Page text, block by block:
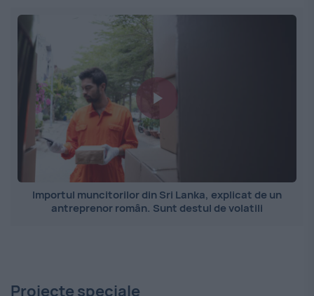
Importul muncitorilor din Sri Lanka, explicat de un
antreprenor român. Sunt destul de volatili
Proiecte speciale